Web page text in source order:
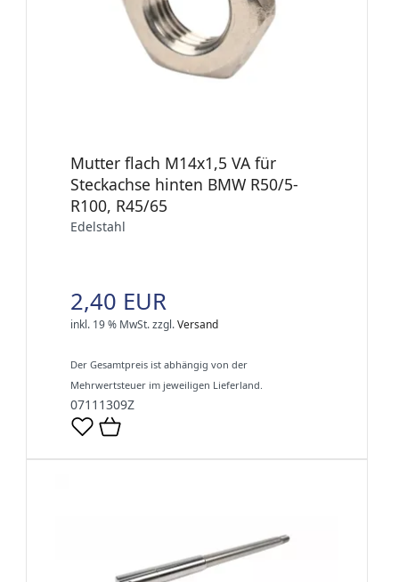
Mutter flach M14x1,5 VA für
Steckachse hinten BMW R50/5-
R100, R45/65
Edelstahl
2,40 EUR
inkl. 19 % MwSt.zzgl.Versand
Der Gesamtpreis ist abhängig von der
Mehrwertsteuer im jeweiligen Lieferland.
07111309Z